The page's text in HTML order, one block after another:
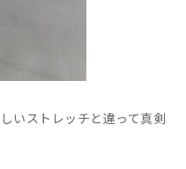
いストレッチと違って真剣